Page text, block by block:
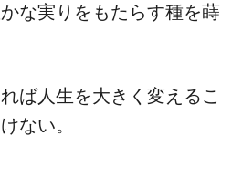
な実りをもたらす種を蒔
ば人生を大きく変えるこ
ない。